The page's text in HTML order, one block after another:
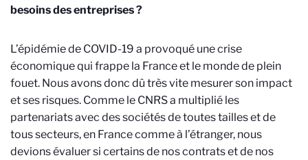
besoins des entreprises ?
L’épidémie de COVID-19 a provoqué une crise
économique qui frappe la France et le monde de plein
fouet. Nous avons donc dû très vite mesurer son impact
et ses risques. Comme le CNRS a multiplié les
partenariats avec des sociétés de toutes tailles et de
tous secteurs, en France comme à l’étranger, nous
devions évaluer si certains de nos contrats et de nos